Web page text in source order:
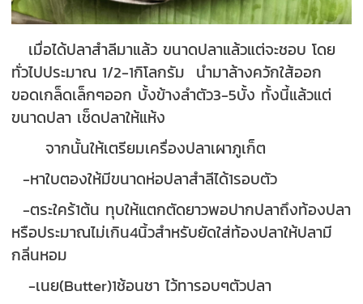
เมื่อได้ปลาสำลีมาแล้ว ขนาดปลาแล้วแต่จะชอบ โดย
ทั่วไปประมาณ 1/2-1กิโลกรัม นำมาล้างควักใส้ออก
ขอดเกล็ดเล็กๆออก บั้งข้างลำตัว3-5บั้ง ทั้งนี้แล้วแต่
ขนาดปลา เช็ดปลาให้แห้ง
จากนั้นให้เตรียมเครื่องปลาเผาภูเก็ต
-หาใบตองให้มีขนาดห่อปลาสำลีได้1รอบตัว
-ตระใคร้1ต้น ทุบให้แตกตัดยาวพอปากปลาถึงท้องปลา
หรือประมาณไม่เกิน4นิ้วสำหรับยัดใส่ท้องปลาให้ปลามี
กลิ่นหอม
-เนย(Butter)1ช้อนชา ไว้ทารอบๆตัวปลา